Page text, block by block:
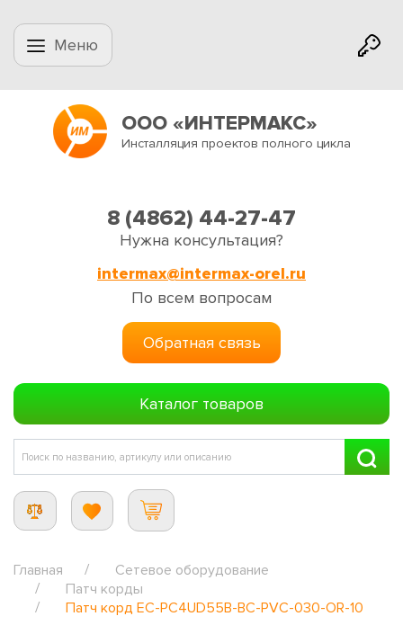
Меню
ООО «ИНТЕРМАКС»
Инсталляция проектов полного цикла
8 (4862) 44-27-47
Нужна консультация?
intermax@intermax-orel.ru
По всем вопросам
Обратная связь
Каталог товаров
Главная
Сетевое оборудование
Патч корды
Патч корд EC-PC4UD55B-BC-PVC-030-OR-10